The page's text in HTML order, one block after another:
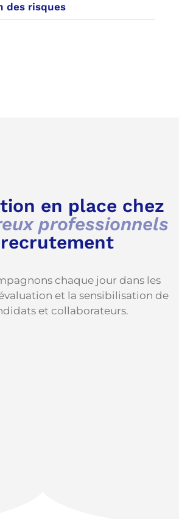
des risques
en place chez
professionnels
chaque jour dans les
et la sensibilisation de
et collaborateurs.